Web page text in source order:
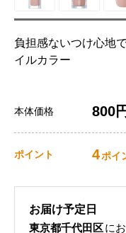
負担感ないつけ心地
イルカラー
本体価格 800
ポイント 4ポイ
お届け予定日
東京都千代田区に